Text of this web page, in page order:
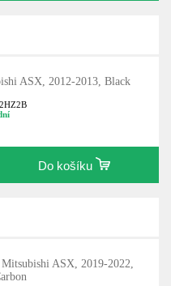
ASX, 2012-2013, Black
Do košíku
ASX, 2019-2022,